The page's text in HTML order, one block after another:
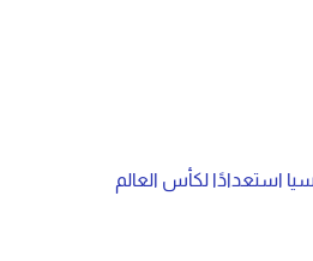
استعدادًا لكأس العالم